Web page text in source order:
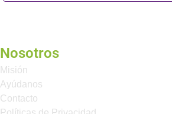
Nosotros
Misión
Ayúdanos
Contacto